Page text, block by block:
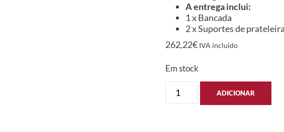
A entrega inclui:
1 x Bancada
2 x Suportes de
262,22€ IVA incluido
Em stock
ADICIONAR